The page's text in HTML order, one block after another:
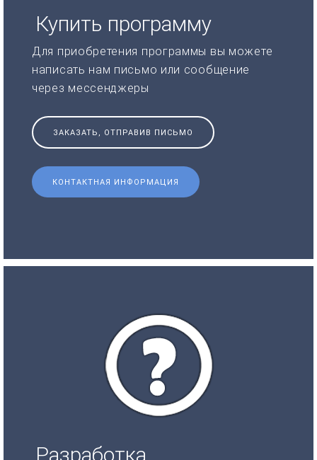
Купить программу
Для приобретения программы вы можете
написать нам письмо или сообщение
через мессенджеры
ЗАКАЗАТЬ, ОТПРАВИВ ПИСЬМО
КОНТАКТНАЯ ИНФОРМАЦИЯ
Разработка